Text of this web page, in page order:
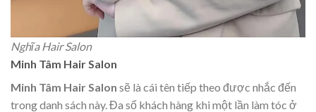
Nghĩa Hair Salon
Minh Tâm Hair Salon
Minh Tâm Hair Salon sẽ là cái tên tiếp theo được nhắc đến
trong danh sách này. Đa số khách hàng khi một lần làm tóc ở